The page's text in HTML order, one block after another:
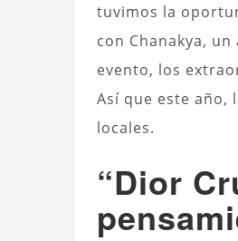
tuvimos la
con Chanakya,
evento, los
Así que este
locales.
“Dior